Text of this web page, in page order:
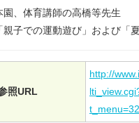
園、体育講師の高橋等先生
「親子での運動遊び」および「
照URL
http://